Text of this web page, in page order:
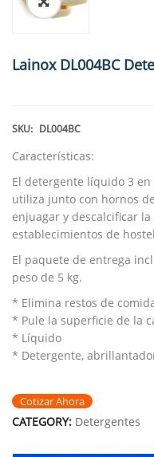
🔍
Lainox DL004BC
SKU: DL004BC
Características:
El detergente líquido 3 en
utiliza junto con hornos
enjuagar y descalcificar
establecimientos de
El paquete de entrega
peso de 5 kg.
* Elimina restos de
* Pule la superficie de la
* Líquido
* Detergente,
Cotizar Ahora
CATEGORY: Detergentes